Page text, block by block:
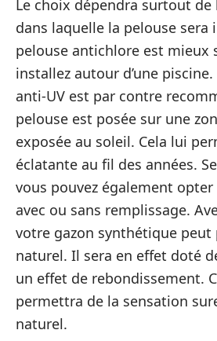
Le choix dépendra surtout de
dans laquelle la pelouse sera
pelouse antichlore est mieux
installez autour d’une
anti-UV est par contre
pelouse est posée sur une
exposée au soleil. Cela lui
éclatante au fil des années.
vous pouvez également
avec ou sans remplissage.
votre gazon synthétique peut
naturel. Il sera en effet doté
un effet de rebondissement.
permettra de la sensation
naturel.